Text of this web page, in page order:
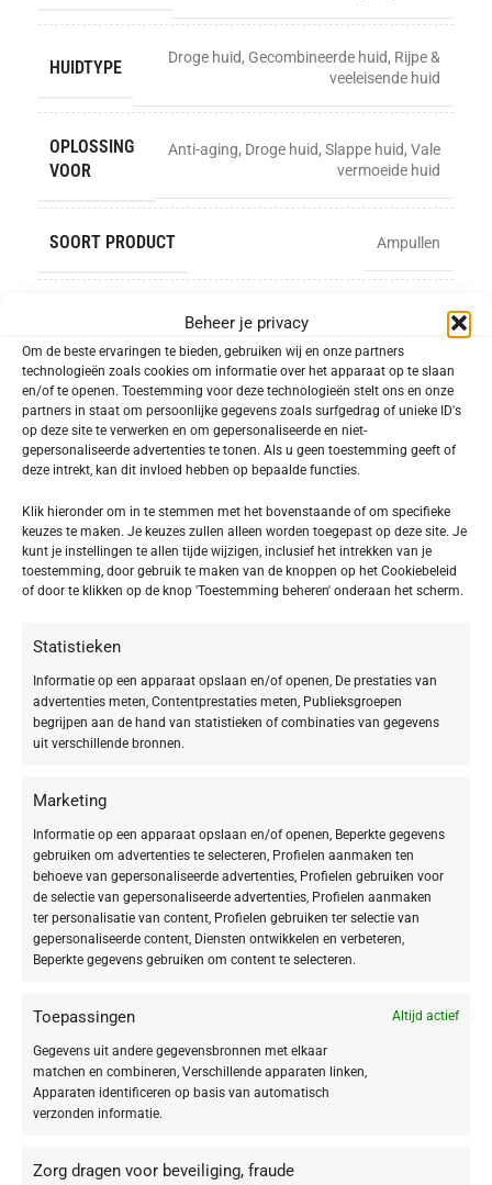
Beheer je privacy
Om de beste ervaringen te bieden, gebruiken wij en onze partners
technologieën zoals cookies om informatie over het apparaat op te slaan
en/of te openen. Toestemming voor deze technologieën stelt ons en onze
partners in staat om persoonlijke gegevens zoals surfgedrag of unieke ID's
op deze site te verwerken en om gepersonaliseerde en niet-
gepersonaliseerde advertenties te tonen. Als u geen toestemming geeft of
deze intrekt, kan dit invloed hebben op bepaalde functies.
Klik hieronder om in te stemmen met het bovenstaande of om specifieke
keuzes te maken. Je keuzes zullen alleen worden toegepast op deze site. Je
kunt je instellingen te allen tijde wijzigen, inclusief het intrekken van je
toestemming, door gebruik te maken van de knoppen op het Cookiebeleid
of door te klikken op de knop 'Toestemming beheren' onderaan het scherm.
Statistieken
Informatie op een apparaat opslaan en/of openen, De prestaties van
advertenties meten, Contentprestaties meten, Publieksgroepen
begrijpen aan de hand van statistieken of combinaties van gegevens
uit verschillende bronnen.
Marketing
Informatie op een apparaat opslaan en/of openen, Beperkte gegevens
gebruiken om advertenties te selecteren, Profielen aanmaken ten
behoeve van gepersonaliseerde advertenties, Profielen gebruiken voor
de selectie van gepersonaliseerde advertenties, Profielen aanmaken
ter personalisatie van content, Profielen gebruiken ter selectie van
gepersonaliseerde content, Diensten ontwikkelen en verbeteren,
Beperkte gegevens gebruiken om content te selecteren.
Toepassingen Altijd actief
Gegevens uit andere gegevensbronnen met elkaar
matchen en combineren, Verschillende apparaten linken,
Apparaten identificeren op basis van automatisch
verzonden informatie.
Zorg dragen voor beveiliging, fraude
HUIDTYPE Droge huid, Gecombineerde huid, Rijpe &
veeleisende huid
OPLOSSING
VOOR
Anti-aging, Droge huid, Slappe huid, Vale
vermoeide huid
SOORT PRODUCT Ampullen
VEGAN Vegan
-
TOEVOEGEN AAN WINKELWAGEN
Toevoegen aan verlanglijst
Categorie:GWP Cadeautjes
Delen:
BABOR Ampoule Concentrates mini set
3 ampullen uit de nieuwe BABOR Ampullen selectie.
Hydra Plus
Werkstoffen voor je vochtarme, droge huid.
Werkstofconcentraat voor een direct geperfectioneerde huid & ultieme
glow bij een vermoeide, doffe huid.
Lift Express
Werkstoffen met anti-rimpelpower voor een onmiddellijk gladde huid.